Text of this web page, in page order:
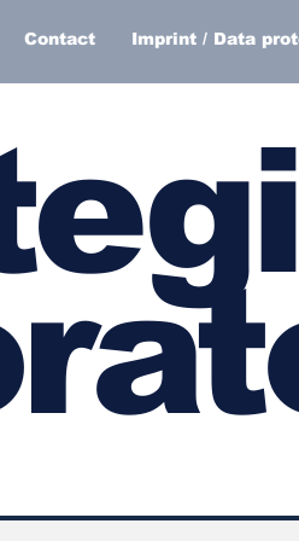
Contact Imprint / Data